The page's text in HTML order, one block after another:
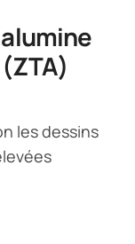
les dessins